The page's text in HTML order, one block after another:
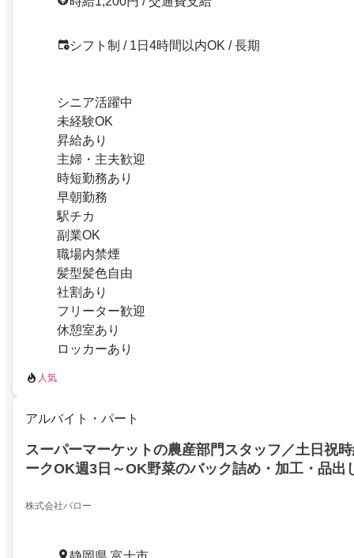
シフト制 / 1日4時間以内OK / 長期
シニア活躍中
未経験OK
昇給あり
主婦・主夫歓迎
時短勤務あり
早朝勤務
駅チカ
副業OK
職場内禁煙
髪型髪色自由
社割あり
フリーター歓迎
休憩室あり
ロッカーあり
人気
アルバイト・パート
スーパーマーケットの農産部門スタッフ／土日祝
ークOK週3日～OK野菜のバック詰め・加工・品出
株式会社バロー